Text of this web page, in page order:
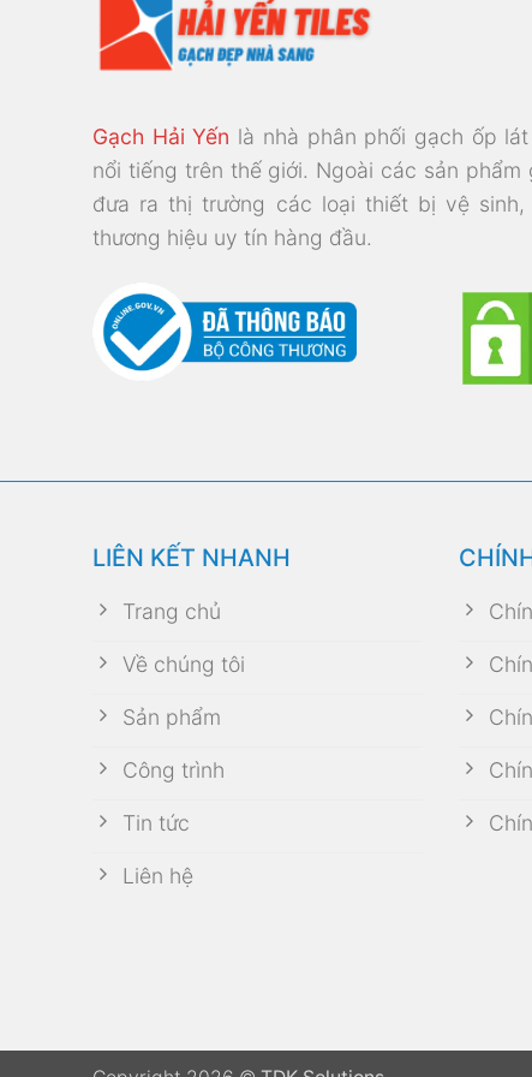
Gạch Hải Yến là nhà phân phối gạch ốp
nổi tiếng trên thế giới. Ngoài các sản
đưa ra thị trường các loại thiết bị vệ
thương hiệu uy tín hàng đầu.
LIÊN KẾT NHANH
Trang chủ
Về chúng tôi
Sản phẩm
Công trình
Tin tức
Liên hệ